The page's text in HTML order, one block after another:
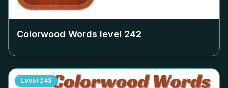
Colorwood Words level 242
Level 243